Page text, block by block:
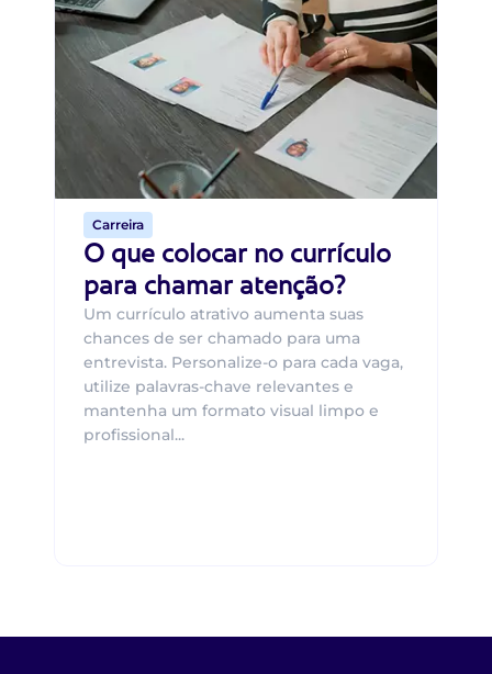
Carreira
O que colocar no currículo
para chamar atenção?
Um currículo atrativo aumenta suas
chances de ser chamado para uma
entrevista. Personalize-o para cada vaga,
utilize palavras-chave relevantes e
mantenha um formato visual limpo e
profissional...